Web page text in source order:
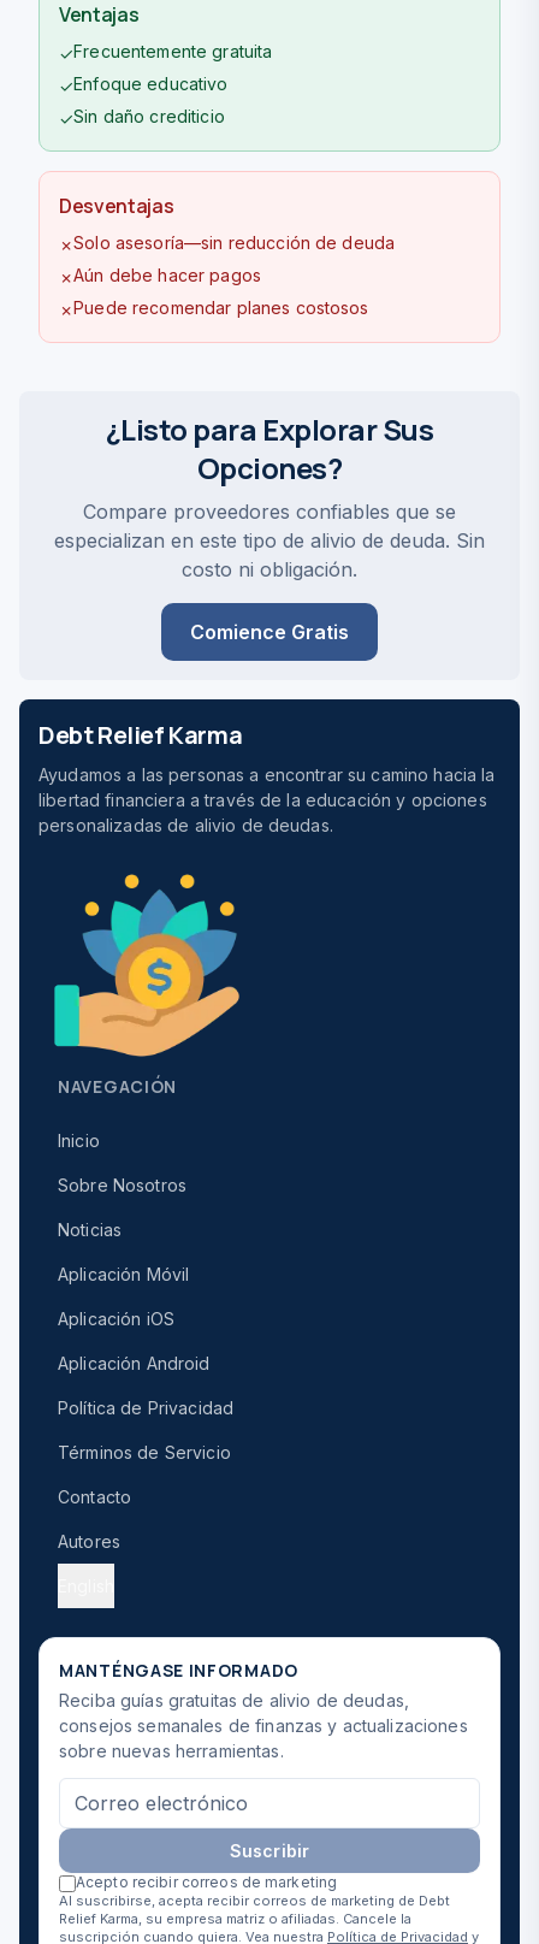
Ventajas
✓Frecuentemente gratuita
✓Enfoque educativo
✓Sin daño crediticio
Desventajas
✗Solo asesoría—sin reducción de deuda
✗Aún debe hacer pagos
✗Puede recomendar planes costosos
¿Listo para Explorar Sus
Opciones?
Compare proveedores confiables que se
especializan en este tipo de alivio de deuda. Sin
costo ni obligación.
Comience Gratis
Debt Relief Karma
Ayudamos a las personas a encontrar su camino hacia la
libertad financiera a través de la educación y opciones
personalizadas de alivio de deudas.
NAVEGACIÓN
Inicio
Sobre Nosotros
Noticias
Aplicación Móvil
Aplicación iOS
Aplicación Android
Política de Privacidad
Términos de Servicio
Contacto
Autores
MANTÉNGASE INFORMADO
Reciba guías gratuitas de alivio de deudas,
consejos semanales de finanzas y actualizaciones
sobre nuevas herramientas.
Suscribir
Acepto recibir correos de marketing
Al suscribirse, acepta recibir correos de marketing de Debt
Relief Karma, su empresa matriz o afiliadas. Cancele la
suscripción cuando quiera. Vea nuestra Política de Privacidad y